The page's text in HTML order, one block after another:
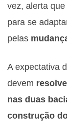
vez, alerta
para se
pelas
A expectativa
devem
nas duas
construção